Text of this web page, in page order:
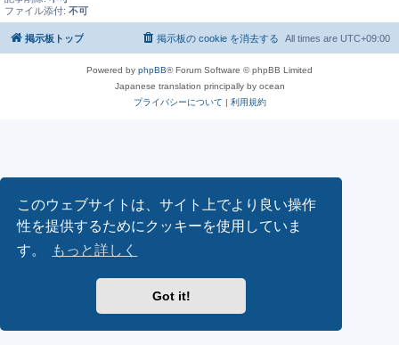
このウェブサイトは、サイト上でより良い操作
性を提供するためにクッキーを使用していま
す。
もっと詳しく
Got it!
ファイル添付: 不可
掲示板トップ All times are UTC+09:00
掲示板の cookie を消去する
Powered by phpBB® Forum Software © phpBB Limited
Japanese translation principally by ocean
プライバシーについて | 利用規約